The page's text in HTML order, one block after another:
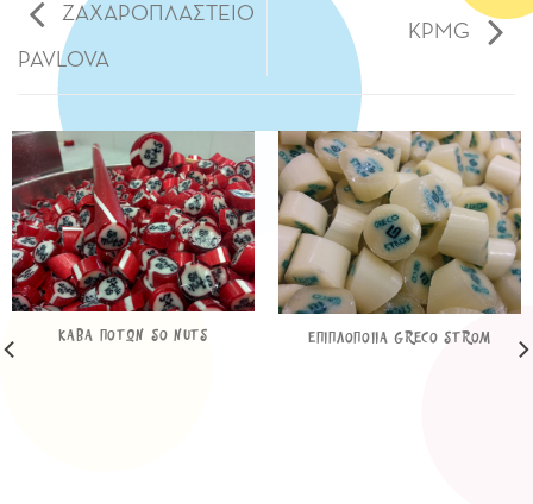
ΖΑΧΑΡΟΠΛΑΣΤΕΙΟ
PAVLOVA
KPMG
ΚΑΒΑ ΠΟΤΩΝ SO NUTS ΕΠΙΠΛΟΠΟΙΙΑ GRECO STROM